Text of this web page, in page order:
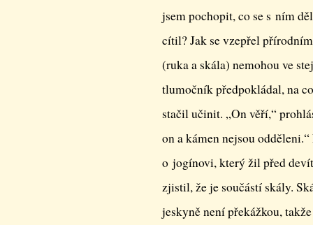
jsem pochopit, co se s ním
cítil? Jak se vzepřel
(ruka a skála) nemohou ve
tlumočník předpokládal, na
stačil učinit. „On věří,“
on a kámen nejsou
o jogínovi, který žil před
zjistil, že je součástí skály.
jeskyně není překážkou,